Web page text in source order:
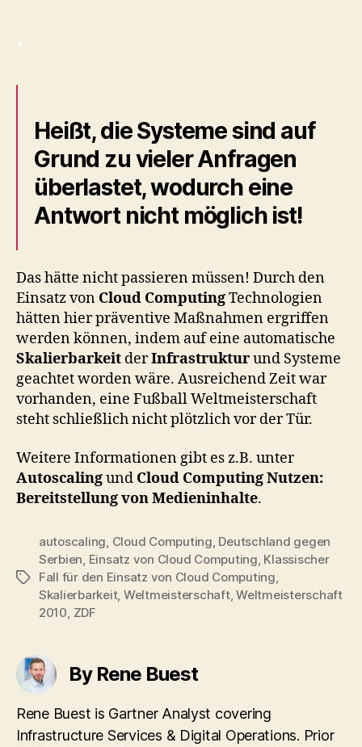
.
Heißt, die Systeme sind auf
Grund zu vieler Anfragen
überlastet, wodurch eine
Antwort nicht möglich ist!
Das hätte nicht passieren müssen! Durch den
Einsatz von Cloud ComputingTechnologien
hätten hier präventive Maßnahmen ergriffen
werden können, indem auf eine automatische
Skalierbarkeit derInfrastrukturund Systeme
geachtet worden wäre. Ausreichend Zeit war
vorhanden, eine Fußball Weltmeisterschaft
steht schließlich nicht plötzlich vor der Tür.
Weitere Informationen gibt es z.B. unter
Autoscalingund Cloud Computing Nutzen:
Bereitstellung von Medieninhalte.
Tags
autoscaling Cloud Computing Deutschland gegen
Serbien Einsatz von Cloud Computing Klassischer
Fall für den Einsatz von Cloud Computing
Skalierbarkeit, Weltmeisterschaft,Weltmeisterschaft
2010 ZDF
By Rene Buest
Rene Buest is Gartner Analyst covering
Infrastructure Services & Digital Operations. Prior